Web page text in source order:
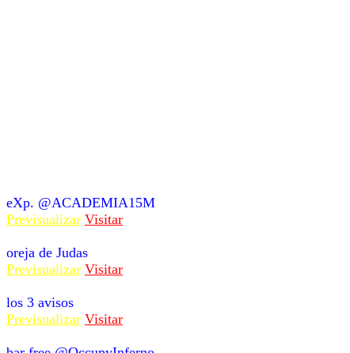
eXp. @ACADEMIA15M
Previsualizar Visitar
oreja de Judas
Previsualizar Visitar
los 3 avisos
Previsualizar Visitar